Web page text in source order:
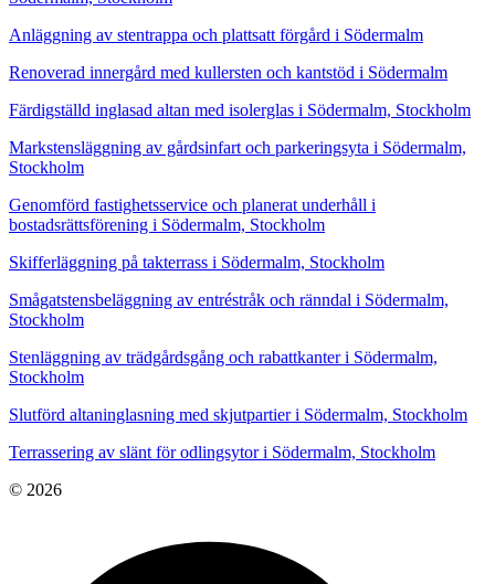
Anläggning av stentrappa och plattsatt förgård i Södermalm
Renoverad innergård med kullersten och kantstöd i Södermalm
Färdigställd inglasad altan med isolerglas i Södermalm, Stockholm
Markstensläggning av gårdsinfart och parkeringsyta i Södermalm,
Stockholm
Genomförd fastighetsservice och planerat underhåll i
bostadsrättsförening i Södermalm, Stockholm
Skifferläggning på takterrass i Södermalm, Stockholm
Smågatstensbeläggning av entréstråk och ränndal i Södermalm,
Stockholm
Stenläggning av trädgårdsgång och rabattkanter i Södermalm,
Stockholm
Slutförd altaninglasning med skjutpartier i Södermalm, Stockholm
Terrassering av slänt för odlingsytor i Södermalm, Stockholm
© 2026